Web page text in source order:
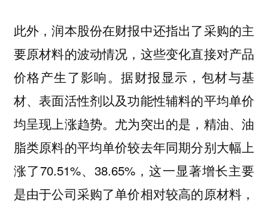
此外，润本股份在财报中还指出了采购的主
要原材料的波动情况，这些变化直接对产品
价格产生了影响。据财报显示，包材与基
材、表面活性剂以及功能性辅料的平均单价
均呈现上涨趋势。尤为突出的是，精油、油
脂类原料的平均单价较去年同期分别大幅上
涨了70.51%、38.65%，这一显著增长主要
是由于公司采购了单价相对较高的原材料，